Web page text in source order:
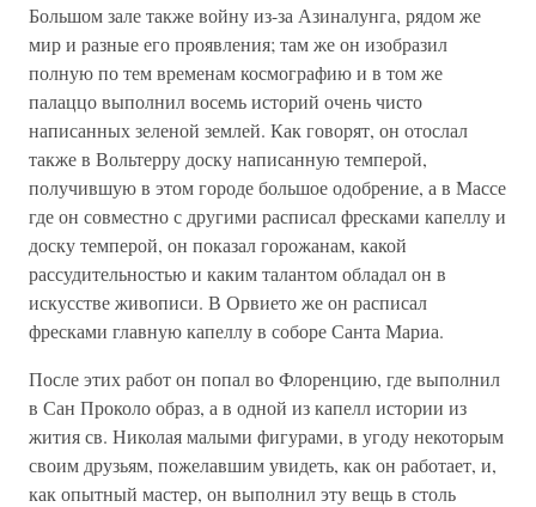
Большом зале также войну из-за Азиналунга, рядом же
мир и разные его проявления; там же он изобразил
полную по тем временам космографию и в том же
палаццо выполнил восемь историй очень чисто
написанных зеленой землей. Как говорят, он отослал
также в Вольтерру доску написанную темперой,
получившую в этом городе большое одобрение, а в Массе
где он совместно с другими расписал фресками капеллу и
доску темперой, он показал горожанам, какой
рассудительностью и каким талантом обладал он в
искусстве живописи. В Орвието же он расписал
фресками главную капеллу в соборе Санта Мариа.
После этих работ он попал во Флоренцию, где выполнил
в Сан Проколо образ, а в одной из капелл истории из
жития св. Николая малыми фигурами, в угоду некоторым
своим друзьям, пожелавшим увидеть, как он работает, и,
как опытный мастер, он выполнил эту вещь в столь